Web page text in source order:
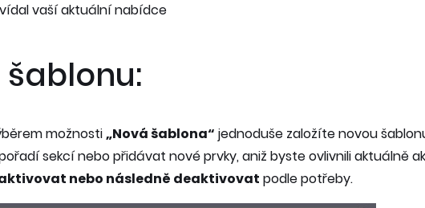
vaší aktuální nabídce
možnosti„Nová šablona“ jednoduše založíte novou
sekcí nebo přidávat nové prvky, aniž byste ovlivnili aktuálně
nebo následně deaktivovat podle potřeby.